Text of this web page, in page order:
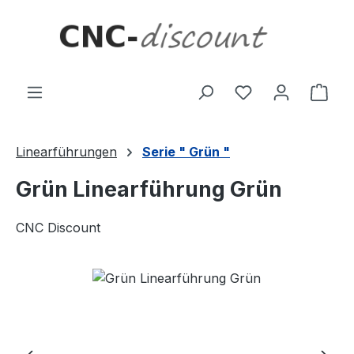
Linearführungen Serie " Grün "
Grün Linearführung Grün
CNC Discount
Bildergalerie überspringen